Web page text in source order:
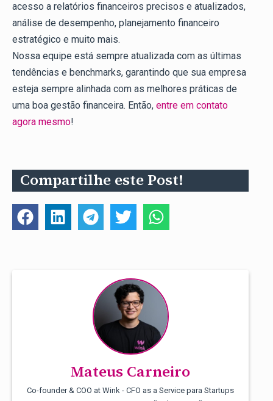
acesso a relatórios financeiros precisos e atualizados,
análise de desempenho, planejamento financeiro
estratégico e muito mais.
Nossa equipe está sempre atualizada com as últimas
tendências e benchmarks, garantindo que sua empresa
esteja sempre alinhada com as melhores práticas de
uma boa gestão financeira. Então, entre em contato
agora mesmo!
Compartilhe este Post!
Mateus Carneiro
Co-founder & COO at Wink - CFO as a Service para Startups